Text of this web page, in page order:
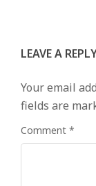
LEAVE A
Your email
fields are
Comment *